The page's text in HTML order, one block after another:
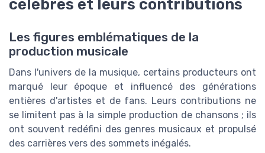
célèbres et leurs contributions
Les figures emblématiques de la
production musicale
Dans l'univers de la musique, certains producteurs ont
marqué leur époque et influencé des générations
entières d'artistes et de fans. Leurs contributions ne
se limitent pas à la simple production de chansons ; ils
ont souvent redéfini des genres musicaux et propulsé
des carrières vers des sommets inégalés.